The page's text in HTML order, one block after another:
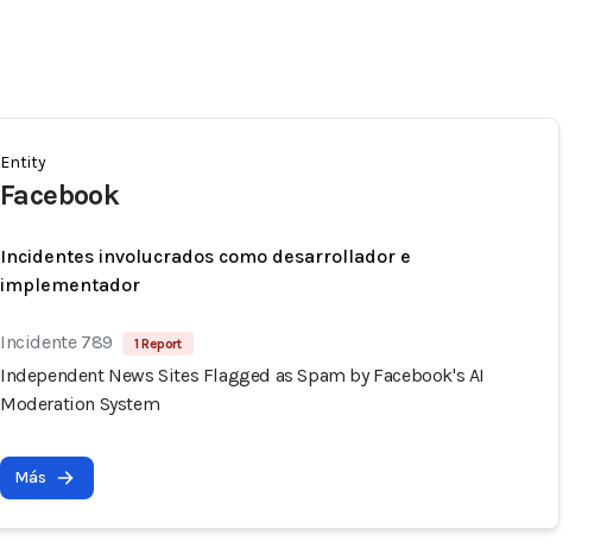
Entity
Facebook
Incidentes involucrados como desarrollador e
implementador
Incidente 789 1 Report
Independent News Sites Flagged as Spam by Facebook's AI
Moderation System
Más